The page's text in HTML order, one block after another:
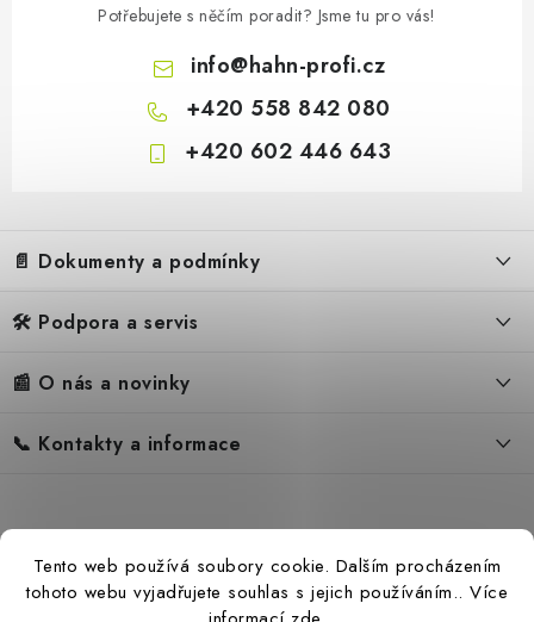
Tento web používá soubory cookie. Dalším procházením
tohoto webu vyjadřujete souhlas s jejich používáním.. Více
Potřebujete s něčím poradit? Jsme tu pro vás!
info@hahn-profi.cz
+420 558 842 080
+420 602 446 643
a
t
📄 Dokumenty a podmínky
Obchodní podmínky
Zpětný odběr elektrozařízení
🛠️ Podpora a servis
FAQ – Často kladené otázky
Konfigurátor
📰 O nás a novinky
Novinky
Reference
Katalog
📞 Kontakty a informace
Ceny přepravy